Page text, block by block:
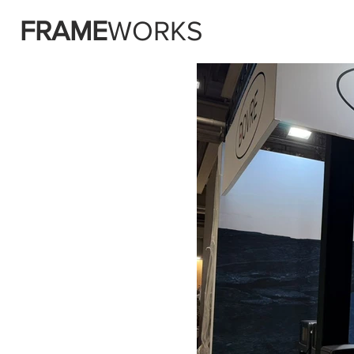
FRAMEWORKS